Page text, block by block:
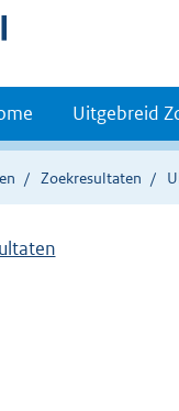
Uitgebreid
Zoekresultaten